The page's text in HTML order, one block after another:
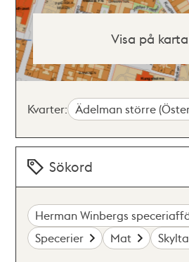
Visa på karta
Kvarter: Ädelman större
Sökord
Herman Winbergs
Specerier
Mat